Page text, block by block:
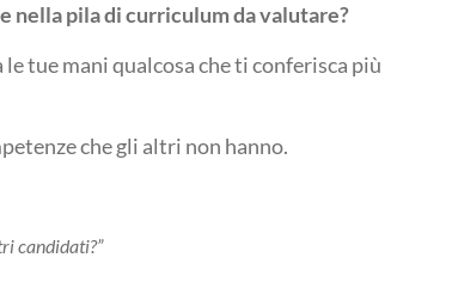
nella pila dicurriculumda valutare?
tue mani qualcosa che ti conferisca più
che gli altri non hanno.
candidati?”